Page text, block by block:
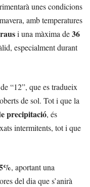
unes condicions
amb temperatures
i una màxima de36
especialment durant
“12”, que es tradueix
de sol. Tot i que la
precipitació, és
intermitents, tot i que
, aportant una
del dia que s’anirà